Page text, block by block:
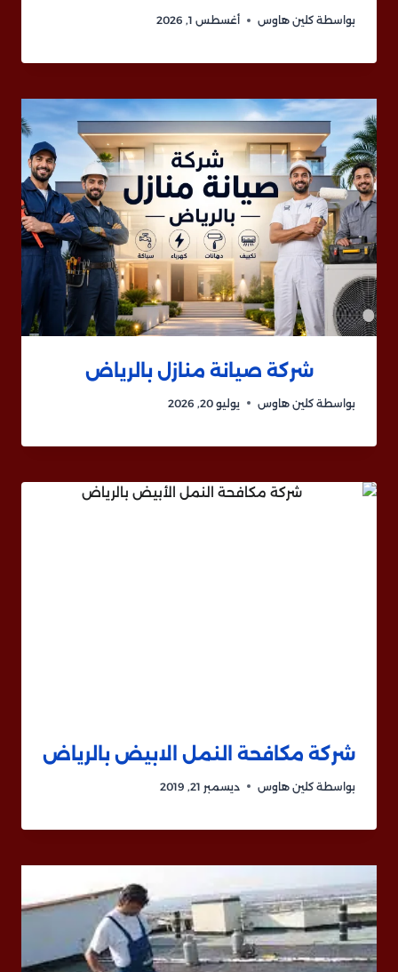
بواسطة كلين هاوس أغسطس 1, 2026
شركة صيانة منازل بالرياض
بواسطة كلين هاوس يوليو 20, 2026
شركة مكافحة النمل الابيض بالرياض
بواسطة كلين هاوس ديسمبر 21, 2019